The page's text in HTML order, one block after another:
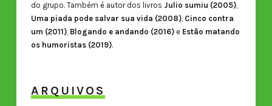
do grupo. Também é autor dos livros Julio sumiu (2005),
Uma piada pode salvar sua vida (2008), Cinco contra
um (2011), Blogando e andando (2016)e Estão matando
os humoristas (2019).
ARQUIVOS